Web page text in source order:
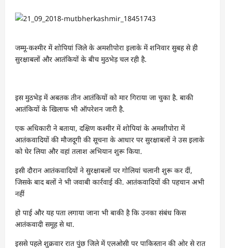
जम्मू-कश्मीर में शोपियां जिले के अमशीपोरा इलाके में शनिवार सुबह से ही
सुरक्षाबलों और आतंकियों के बीच मुठभेड़ चल रही है.
इस मुठभेड़ में अबतक तीन आतंकियों को मार गिराया जा चुका है. बाकी
आतंकियों के खिलाफ भी ऑपरेशन जारी है.
एक अधिकारी ने बताया, दक्षिण कश्मीर में शोपियां के अमशीपोरा में
आतंकवादियों की मौजदूगी की सूचना के आधार पर सुरक्षाबलों ने उस इलाके
को घेर लिया और वहां तलाश अभियान शुरू किया.
इसी दौरान आतंकवादियों ने सुरक्षाबलों पर गोलियां चलानी शुरू कर दीं,
जिसके बाद बलों ने भी जवाबी कार्रवाई की. आतंकवादियों की पहचान अभी
नहीं
हो पाई और यह पता लगाया जाना भी बाकी है कि उनका संबंध किस
आतंकवादी समूह से था.
इससे पहले शुक्रवार रात पुंछ जिले में एलओसी पर पाकिस्तान की ओर से रात